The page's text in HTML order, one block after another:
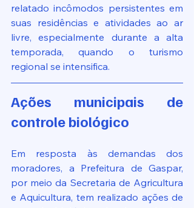
relatado incômodos persistentes em
suas residências e atividades ao ar
livre, especialmente durante a alta
temporada, quando o turismo
regional se intensifica.
Ações municipais de
controle biológico
Em resposta às demandas dos
moradores, a Prefeitura de Gaspar,
por meio da Secretaria de Agricultura
e Aquicultura, tem realizado ações de